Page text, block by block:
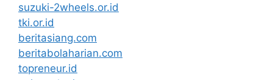
suzuki-2wheels.or.id
tki.or.id
beritasiang.com
beritabolaharian.com
topreneur.id